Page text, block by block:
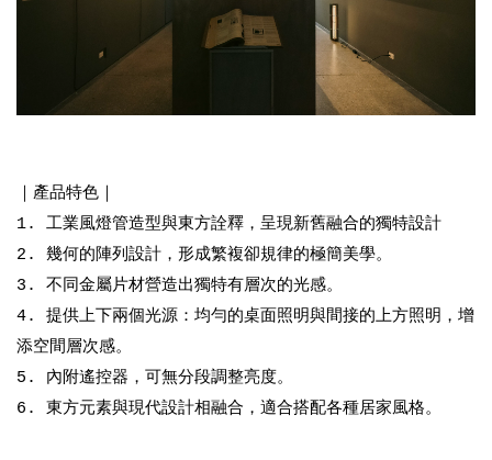
｜產品特色｜
1. 工業風燈管造型與東方詮釋，呈現新舊融合的獨特設計
2. 幾何的陣列設計，形成繁複卻規律的極簡美學。
3. 不同金屬片材營造出獨特有層次的光感。
4. 提供上下兩個光源：均勻的桌面照明與間接的上方照明，增
添空間層次感。
5. 內附遙控器，可無分段調整亮度。
6. 東方元素與現代設計相融合，適合搭配各種居家風格。